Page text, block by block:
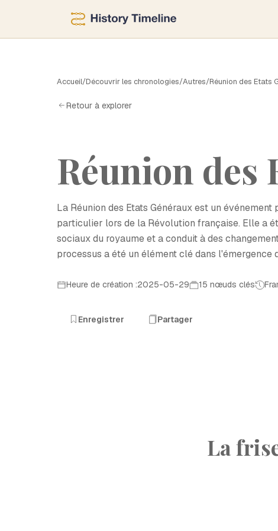
Accueil/Découvrir les chronologies/Autres/Réunion des Etats
Retour à explorer
Réunion des
La Réunion des Etats Généraux est un
particulier lors de la Révolution française. Elle a
sociaux du royaume et a conduit à des
processus a été un élément clé dans l'émergence
Heure de création :2025-05-29 15 nœuds clés
Enregistrer Partager
La